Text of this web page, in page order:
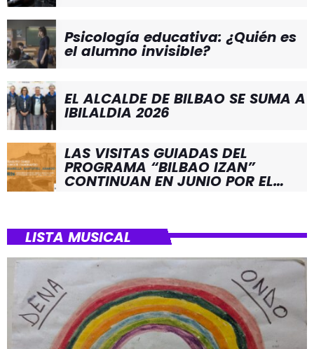
Psicología educativa: ¿Quién es
el alumno invisible?
EL ALCALDE DE BILBAO SE SUMA A
IBILALDIA 2026
LAS VISITAS GUIADAS DEL
PROGRAMA “BILBAO IZAN”
CONTINUAN EN JUNIO POR EL
LISTA MUSICAL